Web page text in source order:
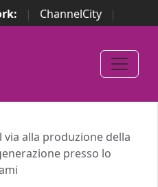
| ChannelCity
|
| Italian Channel
Italian Security
via alla produzione della
presso lo